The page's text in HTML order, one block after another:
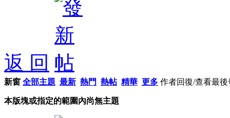
返 回
新窗 全部主題 最新 熱門 熱帖 精華 更多 作者回復/查看最後
本版塊或指定的範圍內尚無主題